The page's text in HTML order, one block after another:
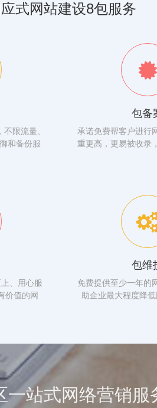
式网站建设8包服务
限流量、
和备份服
包备
承诺免费帮客户进行
重更高，更易被收录
、用心服
价值的网
包维
免费提供至少一年的
助企业最大程度降低
一站式网络营销服